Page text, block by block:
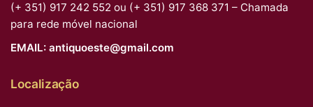
(+ 351) 917 242 552 ou (+ 351) 917 368 371 – Chamada
para rede móvel nacional
EMAIL: antiquoeste@gmail.com
Localização